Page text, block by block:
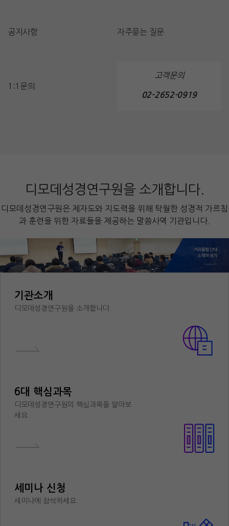
공지사항 자주묻는 질문
1:1문의
고객문의
02-2652-0919
디모데성경연구원을 소개합니다.
디모데성경연구원은 제자도와 지도력을 위해 탁월한 성경적 가르침
과 훈련을 위한 자료들을 제공하는 말씀사역 기관입니다.
기관소개
디모데성경연구원을 소개합니다.
6대 핵심과목
디모데성경연구원의 핵심과목을 알아보
세요.
세미나 신청
세미나에 참석하세요.